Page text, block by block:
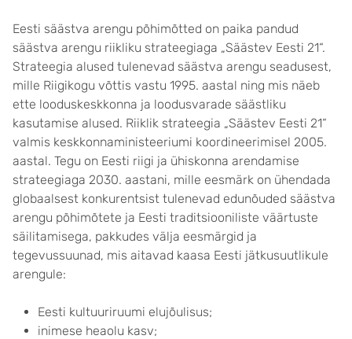
Eesti säästva arengu põhimõtted on paika pandud
säästva arengu riikliku strateegiaga „Säästev Eesti 21“.
Strateegia alused tulenevad säästva arengu seadusest,
mille Riigikogu võttis vastu 1995. aastal ning mis näeb
ette looduskeskkonna ja loodusvarade säästliku
kasutamise alused. Riiklik strateegia „Säästev Eesti 21“
valmis keskkonnaministeeriumi koordineerimisel 2005.
aastal. Tegu on Eesti riigi ja ühiskonna arendamise
strateegiaga 2030. aastani, mille eesmärk on ühendada
globaalsest konkurentsist tulenevad edunõuded säästva
arengu põhimõtete ja Eesti traditsiooniliste väärtuste
säilitamisega, pakkudes välja eesmärgid ja
tegevussuunad, mis aitavad kaasa Eesti jätkusuutlikule
arengule:
Eesti kultuuriruumi elujõulisus;
inimese heaolu kasv;